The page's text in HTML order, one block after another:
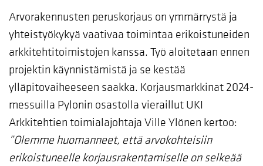
Arvorakennusten peruskorjaus on ymmärrystä ja
yhteistyökykyä vaativaa toimintaa erikoistuneiden
arkkitehtitoimistojen kanssa. Työ aloitetaan ennen
projektin käynnistämistä ja se kestää
ylläpitovaiheeseen saakka. Korjausmarkkinat 2024-
messuilla Pylonin osastolla vieraillut UKI
Arkkitehtien toimialajohtaja Ville Ylönen kertoo:
”Olemme huomanneet, että arvokohteisiin
erikoistuneelle korjausrakentamiselle on selkeää